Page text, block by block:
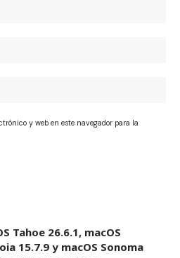
y web en este navegador para la
Tahoe 26.6.1, macOS
15.7.9 y macOS Sonoma